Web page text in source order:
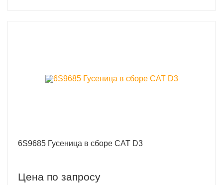
6S9685 Гусеница в сборе CAT D3
Цена по запросу